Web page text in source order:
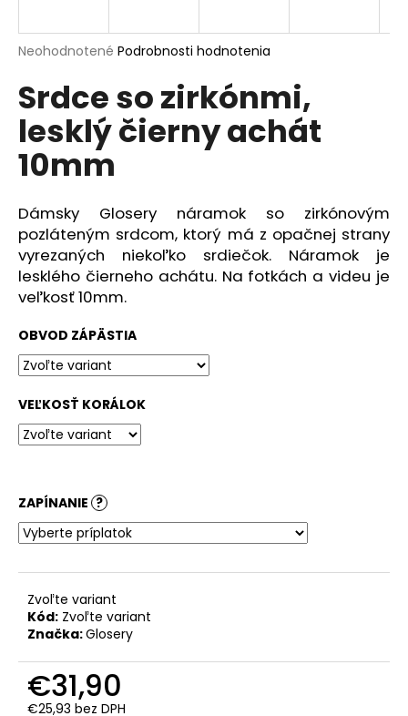
Priemerné
produktu
je
0,0
5
hviezdičiek.
Neohodnotené Podrobnosti hodnotenia
Srdce so zirkónmi,
lesklý čierny achát
10mm
Dámsky Glosery náramok so zirkónovým
pozláteným srdcom, ktorý má z opačnej strany
vyrezaných niekoľko srdiečok. Náramok je
lesklého čierneho achátu. Na fotkách a videu je
veľkosť 10mm.
OBVOD ZÁPÄSTIA
VEĽKOSŤ KORÁLOK
ZAPÍNANIE ?
Zvoľte variant
Kód: Zvoľte variant
Značka:Glosery
€31,90
€25,93 bez DPH
j
ť
?
HĽADAŤ
O
d
p
o
r
č
a
m